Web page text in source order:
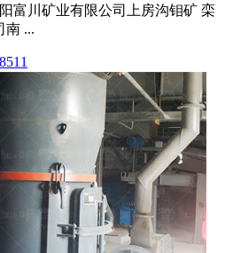
富川矿业有限公司上房沟钼矿 栾
南 ...